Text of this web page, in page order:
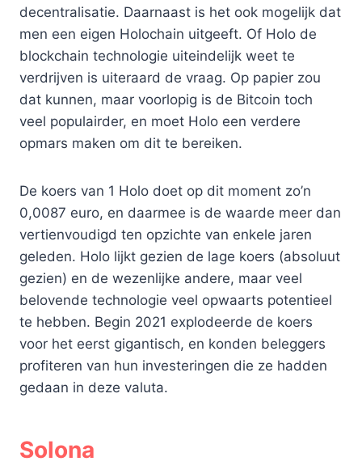
decentralisatie. Daarnaast is het ook mogelijk dat
men een eigen Holochain uitgeeft. Of Holo de
blockchain technologie uiteindelijk weet te
verdrijven is uiteraard de vraag. Op papier zou
dat kunnen, maar voorlopig is de Bitcoin toch
veel populairder, en moet Holo een verdere
opmars maken om dit te bereiken.
De koers van 1 Holo doet op dit moment zo’n
0,0087 euro, en daarmee is de waarde meer dan
vertienvoudigd ten opzichte van enkele jaren
geleden. Holo lijkt gezien de lage koers (absoluut
gezien) en de wezenlijke andere, maar veel
belovende technologie veel opwaarts potentieel
te hebben. Begin 2021 explodeerde de koers
voor het eerst gigantisch, en konden beleggers
profiteren van hun investeringen die ze hadden
gedaan in deze valuta.
Solona